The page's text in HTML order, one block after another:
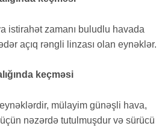
istirahət zamanı buludlu havada
açıq rəngli linzası olan eynəklər.
keçməsi
mülayim günəşli hava,
nəzərdə tutulmuşdur və sürücü